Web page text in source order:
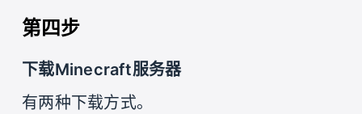
第四步
下载Minecraft服务器
有两种下载方式。